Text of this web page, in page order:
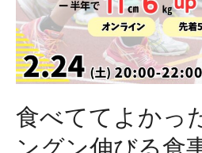
ば
し
た
秘
と
は？
食べててよかっ
ングン伸びる食